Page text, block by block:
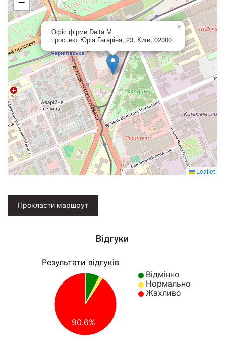
Офіс фірми Delta M
проспект Юрія Гагаріна, 23, Київ, 02000
×
Leaflet
Прокласти маршрут
Відгуки
Результати відгуків
Відмінно
Нормально
Жахливо
90.6%